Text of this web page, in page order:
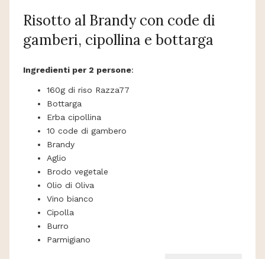
Risotto al Brandy con code di
gamberi, cipollina e bottarga
Ingredienti per 2 persone:
160g di riso Razza77
Bottarga
Erba cipollina
10 code di gambero
Brandy
Aglio
Brodo vegetale
Olio di Oliva
Vino bianco
Cipolla
Burro
Parmigiano